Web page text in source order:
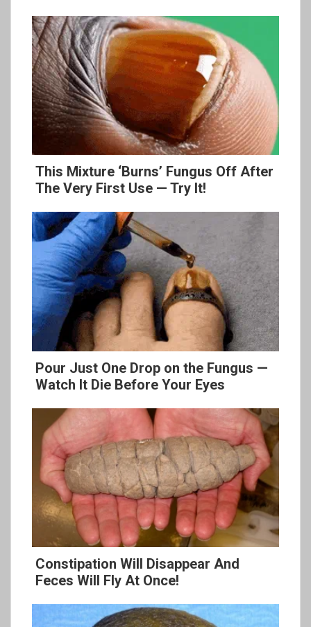
This Mixture ‘Burns’ Fungus Off After
The Very First Use — Try It!
Pour Just One Drop on the Fungus —
Watch It Die Before Your Eyes
Constipation Will Disappear And
Feces Will Fly At Once!